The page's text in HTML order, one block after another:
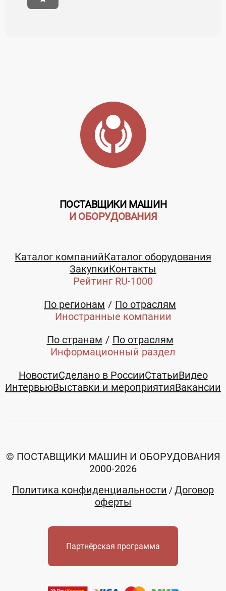
ПОСТАВЩИКИ МАШИН
И ОБОРУДОВАНИЯ
Каталог компанийКаталог оборудования
ЗакупкиКонтакты
Рейтинг RU-1000
По регионам
По отраслям
Иностранные компании
По странам
По отраслям
Информационный раздел
НовостиСделано в РоссииСтатьиВидео
ИнтервьюВыставки и мероприятияВакансии
© ПОСТАВЩИКИ МАШИН И ОБОРУДОВАНИЯ
2000-2026
Политика конфиденциальности / Договор
оферты
Партнёрская программа